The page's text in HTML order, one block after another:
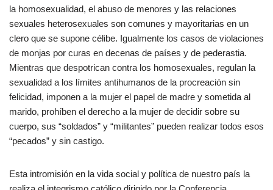
la homosexualidad, el abuso de menores y las relaciones
sexuales heterosexuales son comunes y mayoritarias en un
clero que se supone célibe. Igualmente los casos de violaciones
de monjas por curas en decenas de países y de pederastia.
Mientras que despotrican contra los homosexuales, regulan la
sexualidad a los límites antihumanos de la procreación sin
felicidad, imponen a la mujer el papel de madre y sometida al
marido, prohíben el derecho a la mujer de decidir sobre su
cuerpo, sus “soldados” y “militantes” pueden realizar todos esos
“pecados” y sin castigo.
Esta intromisión en la vida social y política de nuestro país la